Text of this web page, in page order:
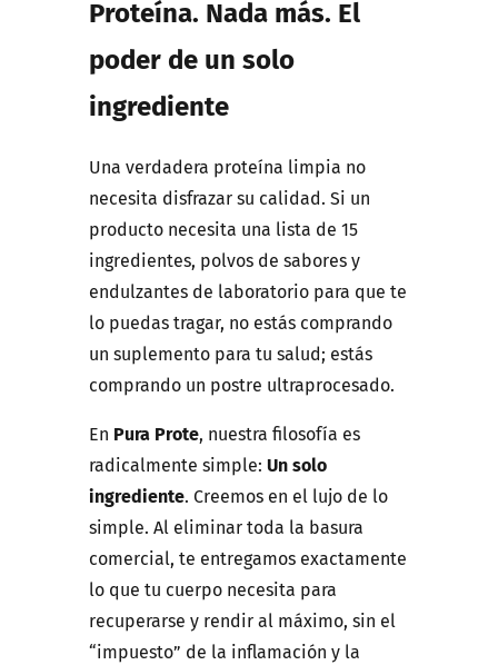
Proteína. Nada más. El
poder de un solo
ingrediente
Una verdadera proteína limpia no
necesita disfrazar su calidad. Si un
producto necesita una lista de 15
ingredientes, polvos de sabores y
endulzantes de laboratorio para que te
lo puedas tragar, no estás comprando
un suplemento para tu salud; estás
comprando un postre ultraprocesado.
En Pura Prote, nuestra filosofía es
radicalmente simple: Un solo
ingrediente. Creemos en el lujo de lo
simple. Al eliminar toda la basura
comercial, te entregamos exactamente
lo que tu cuerpo necesita para
recuperarse y rendir al máximo, sin el
“impuesto” de la inflamación y la